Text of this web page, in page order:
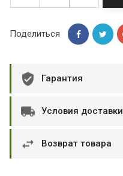
Поделиться
Гарантия
Условия доставки
Возврат товара